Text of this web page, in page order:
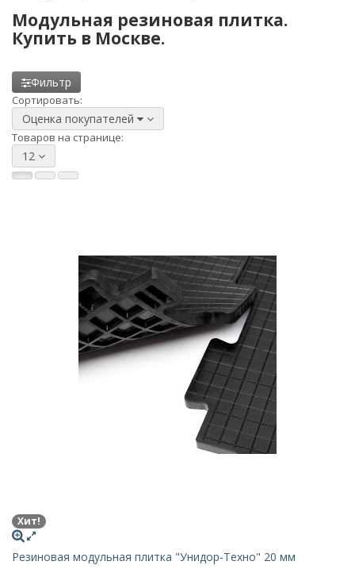
Модульная резиновая плитка.
Купить в Москве.
Фильтр
Сортировать:
Оценка покупателей
Товаров на странице:
12
Хит!
Резиновая модульная плитка "Унидор-Техно" 20 мм